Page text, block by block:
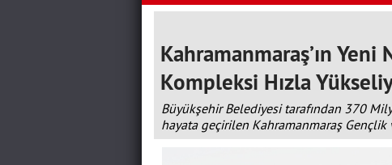
Kahramanmaraş’ın
Kompleksi Hızla
Büyükşehir Belediyesi tarafından 370
hayata geçirilen Kahramanmaraş Gençlik